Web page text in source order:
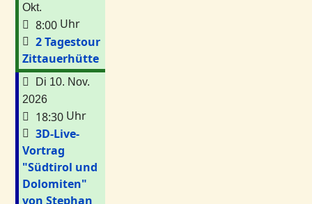
Okt.
8:00 Uhr
2 Tagestour
Zittauerhütte
Di 10. Nov.
2026
18:30 Uhr
3D-Live-
Vortrag
"Südtirol und
Dolomiten"
von Stephan